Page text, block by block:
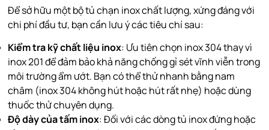
Để sở hữu một bộ tủ chạn inox chất lượng, xứng đáng với
chi phí đầu tư, bạn cần lưu ý các tiêu chí sau:
Kiểm tra kỹ chất liệu inox: Ưu tiên chọn inox 304 thay vì
inox 201 để đảm bảo khả năng chống gỉ sét vĩnh viễn trong
môi trường ẩm ướt. Bạn có thể thử nhanh bằng nam
châm (inox 304 không hút hoặc hút rất nhẹ) hoặc dùng
thuốc thử chuyên dụng.
Độ dày của tấm inox: Đối với các dòng tủ inox đứng hoặc